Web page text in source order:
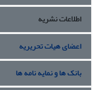
اطلاعات نشریه
اعضای هیات تحریریه
بانک ها و نمایه نامه ها